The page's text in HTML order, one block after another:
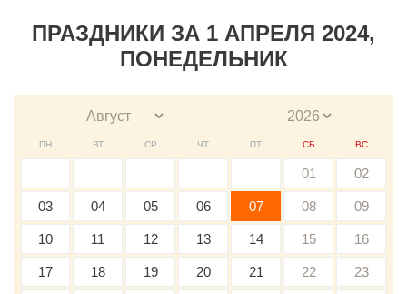
ПРАЗДНИКИ ЗА 1 АПРЕЛЯ 2024,
ПОНЕДЕЛЬНИК
ПН ВТ СР ЧТ ПТ СБ ВС
01 02
03 04 05 06 07 08 09
10 11 12 13 14 15 16
17 18 19 20 21 22 23